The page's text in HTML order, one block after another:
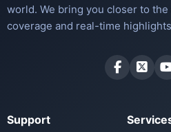
world. We bring you closer to
coverage and real-time
Support